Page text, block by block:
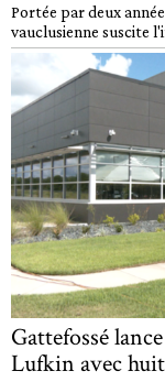
Portée par deux
vauclusienne suscite
Gattefossé
Lufkin avec